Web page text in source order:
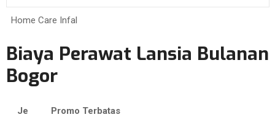
Home Care Infal
Biaya Perawat Lansia Bulanan
Bogor
Je
Promo Terbatas